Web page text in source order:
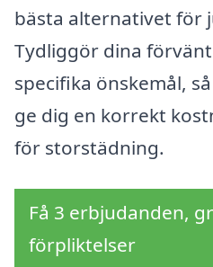
bästa alternativet för
Tydliggör dina
specifika önskemål,
ge dig en korrekt
för storstädning.
Få 3 erbjudanden,
förpliktelser